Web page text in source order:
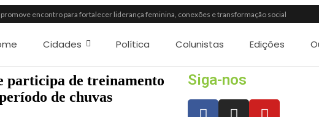
promove encontro para fortalecer liderança feminina, conexões e transformação social
Viagem Literária incentiva leitura e encanta alunos da rede municipal de Itapevi
do Anderson Dick é a mais nova atração do Parque Dream Car de São Roque (SP)
de Barueri amplia política de inclusão e lança novo projeto educacional
nota no IDEB 2025 e registra maior evolução educacional da região
de Mairinque promove palestra em alusão ao Agosto Lilás no CRAS Vila Barreto
Povo Paulista oferece crédito para impulsionar empreendedores de Mairinque
Mairinque prende três pessoas em flagrante por furto de cabos telefônicos após monitoramento
Cidades Política Colunistas Edições
participa de treinamento
de chuvas
Siga-nos